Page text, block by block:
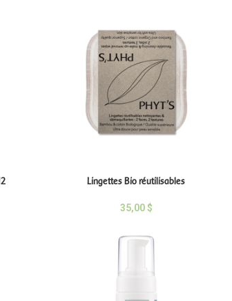
Lingettes Bio réutilisables
35,00$